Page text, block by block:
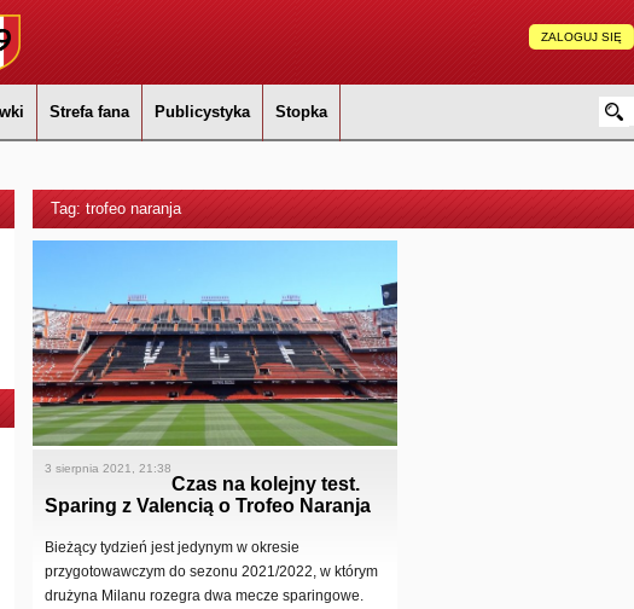
ZALOGUJ SIĘ
Strefa fana Publicystyka Stopka
Tag: trofeo naranja
3 sierpnia 2021, 21:38
Czas na kolejny test.
Sparing z Valencią o Trofeo Naranja
Bieżący tydzień jest jedynym w okresie
przygotowawczym do sezonu 2021/2022, w którym
drużyna Milanu rozegra dwa mecze sparingowe.